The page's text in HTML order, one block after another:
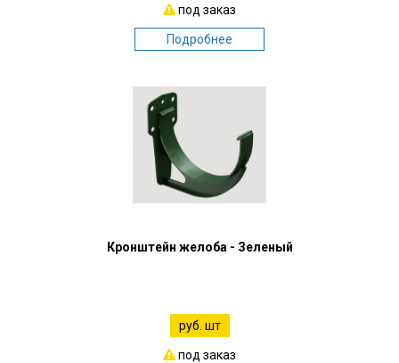
под заказ
Подробнее
Кронштейн желоба - Зеленый
руб. шт
под заказ